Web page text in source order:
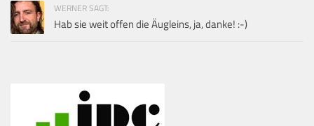
WERNER SAGT:
Hab sie weit offen die Äugleins, ja, danke! :-)